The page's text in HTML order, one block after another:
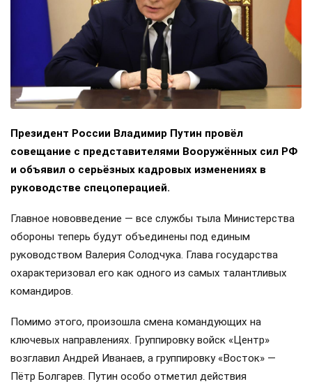
Президент России Владимир Путин провёл
совещание с представителями Вооружённых сил РФ
и объявил о серьёзных кадровых изменениях в
руководстве спецоперацией.
Главное нововведение — все службы тыла Министерства
обороны теперь будут объединены под единым
руководством Валерия Солодчука. Глава государства
охарактеризовал его как одного из самых талантливых
командиров.
Помимо этого, произошла смена командующих на
ключевых направлениях. Группировку войск «Центр»
возглавил Андрей Иванаев, а группировку «Восток» —
Пётр Болгарев. Путин особо отметил действия